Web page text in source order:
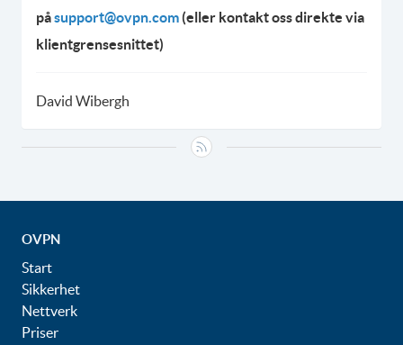
påsupport@ovpn.com (eller kontakt oss direkte via
klientgrensesnittet)
David Wibergh
OVPN
Start
Sikkerhet
Nettverk
Priser